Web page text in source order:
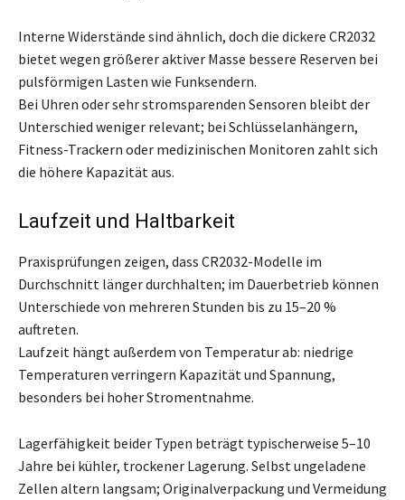
Interne Widerstände sind ähnlich, doch die dickere CR2032
bietet wegen größerer aktiver Masse bessere Reserven bei
pulsförmigen Lasten wie Funksendern.
Bei Uhren oder sehr stromsparenden Sensoren bleibt der
Unterschied weniger relevant; bei Schlüsselanhängern,
Fitness-Trackern oder medizinischen Monitoren zahlt sich
die höhere Kapazität aus.
Laufzeit und Haltbarkeit
Praxisprüfungen zeigen, dass CR2032-Modelle im
Durchschnitt länger durchhalten; im Dauerbetrieb können
Unterschiede von mehreren Stunden bis zu 15–20 %
auftreten.
Laufzeit hängt außerdem von Temperatur ab: niedrige
Temperaturen verringern Kapazität und Spannung,
besonders bei hoher Stromentnahme.
Lagerfähigkeit beider Typen beträgt typischerweise 5–10
Jahre bei kühler, trockener Lagerung. Selbst ungeladene
Zellen altern langsam; Originalverpackung und Vermeidung